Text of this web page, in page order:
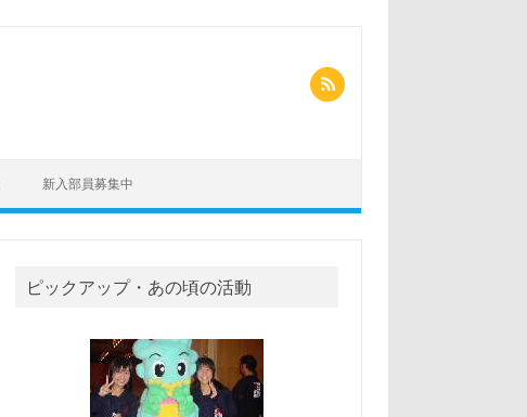
新入部員募集中
ピックアップ・あの頃の活動